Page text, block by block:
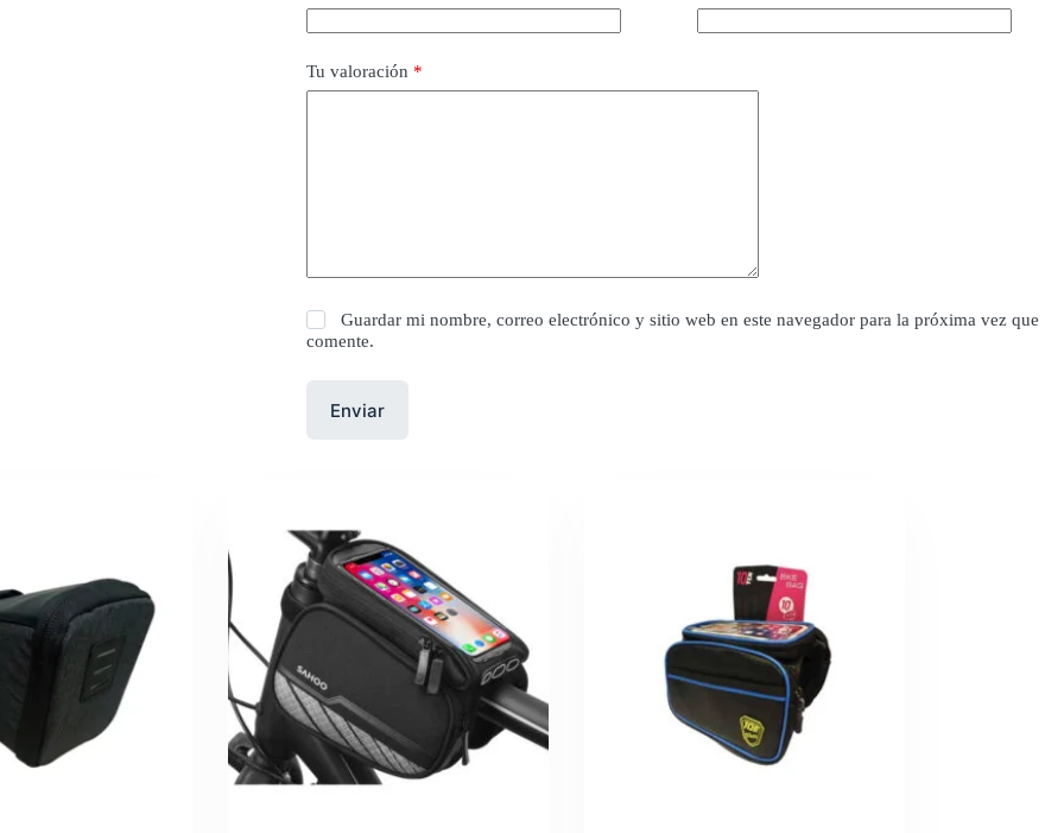
Tu valoración *
Guardar mi nombre, correo electrónico y sitio web en este navegador para la próxima vez que
comente.
Enviar